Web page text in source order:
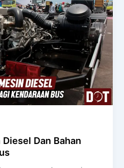
Dan Bahan